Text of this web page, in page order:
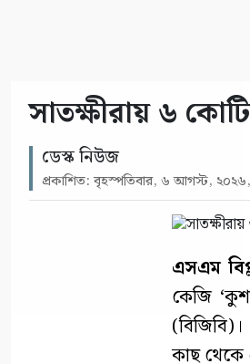
সাতক্ষীরায় ৬
ডেস্ক নিউজ
প্রকাশিত: বৃহস্পতিবার, ৬ আগস্ট,
এসএম
কেজি
কাছ থেকে